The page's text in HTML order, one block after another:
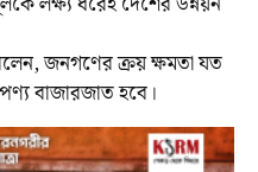
বলেন, জনগণের ক্রয় ক্ষমতা যত
বাজারজাত হবে।